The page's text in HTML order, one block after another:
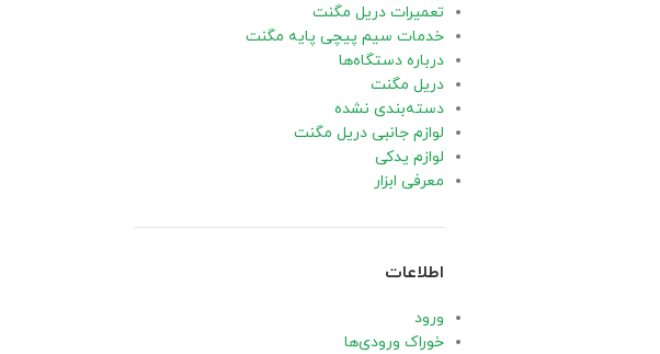
تعمیرات دریل مگنت
خدمات سیم پیچی پایه مگنت
درباره دستگاه‌ها
دریل مگنت
دسته‌بندی نشده
لوازم جانبی دریل مگنت
لوازم یدکی
معرفی ابزار
اطلاعات
ورود
خوراک ورودی‌ها